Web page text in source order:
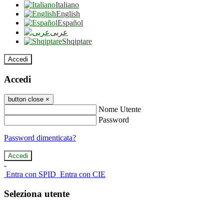
Italiano
English
Español
عربى
Shqiptare
Accedi
Accedi
button close ×
Nome Utente
Password
Password dimenticata?
-
Entra con SPID Entra con CIE
Seleziona utente